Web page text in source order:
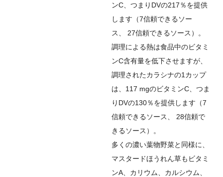
ンC、つまりDVの217％を提供
します（7信頼できるソー
ス
27信頼できるソース ）。
調理による熱は食品中のビタミ
ンC含有量を低下させますが、
調理されたカラシナの1カップ
は、117 mgのビタミンC、つま
りDVの130％を提供します（7
信頼できるソース
28信頼で
きるソース ）。
多くの濃い葉物野菜と同様に、
マスタードほうれん草もビタミ
ンA、カリウム、カルシウム、